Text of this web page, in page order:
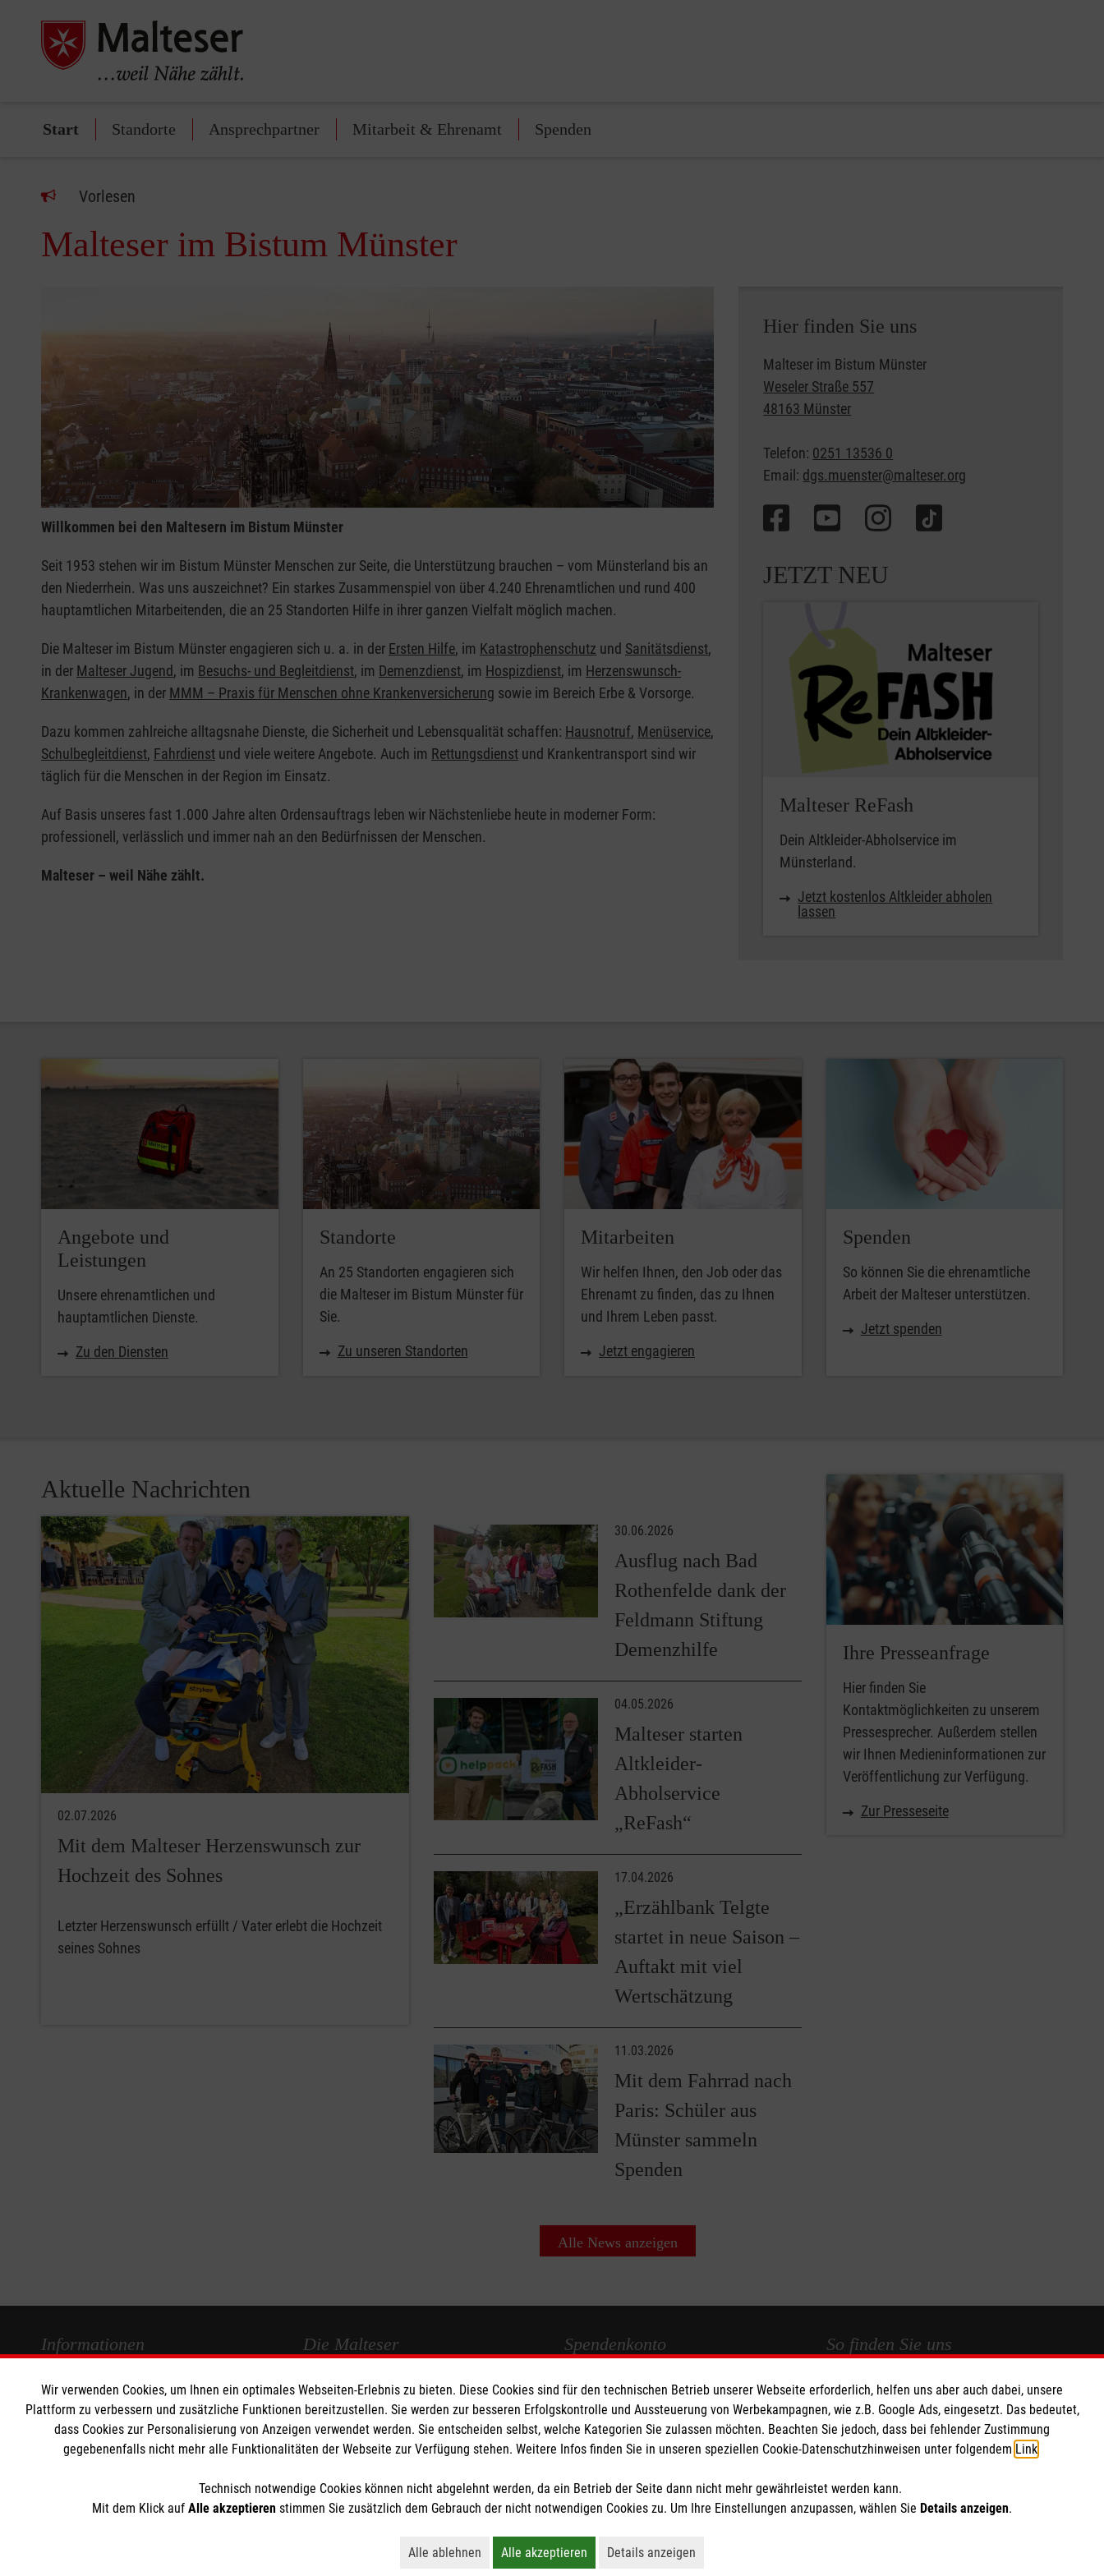
Start Standorte Ansprechpartner Mitarbeit & Ehrenamt Spenden
Vorlesen
Malteser im Bistum Münster
Willkommen bei den Maltesern im Bistum Münster
Seit 1953 stehen wir im Bistum Münster Menschen zur Seite, die Unterstützung brauchen – vom Münsterland bis an
den Niederrhein. Was uns auszeichnet? Ein starkes Zusammenspiel von über 4.240 Ehrenamtlichen und rund 400
hauptamtlichen Mitarbeitenden, die an 25 Standorten Hilfe in ihrer ganzen Vielfalt möglich machen.
Die Malteser im Bistum Münster engagieren sich u. a. in der Ersten Hilfe, im Katastrophenschutz und Sanitätsdienst,
in der Malteser Jugend, im Besuchs- und Begleitdienst, im Demenzdienst, im Hospizdienst, im Herzenswunsch-
Krankenwagen, in der MMM – Praxis für Menschen ohne Krankenversicherung sowie im Bereich Erbe & Vorsorge.
Dazu kommen zahlreiche alltagsnahe Dienste, die Sicherheit und Lebensqualität schaffen: Hausnotruf, Menüservice,
Schulbegleitdienst, Fahrdienst und viele weitere Angebote. Auch im Rettungsdienst und Krankentransport sind wir
täglich für die Menschen in der Region im Einsatz.
Auf Basis unseres fast 1.000 Jahre alten Ordensauftrags leben wir Nächstenliebe heute in moderner Form:
professionell, verlässlich und immer nah an den Bedürfnissen der Menschen.
Malteser – weil Nähe zählt.
Hier finden Sie uns
Malteser im Bistum Münster
Weseler Straße 557
48163 Münster
Telefon: 0251 13536 0
Email: dgs.muenster@malteser.org
JETZT NEU
Malteser ReFash
Dein Altkleider-Abholservice im
Münsterland.
Jetzt kostenlos Altkleider abholen
lassen
Angebote und
Leistungen
Unsere ehrenamtlichen und
hauptamtlichen Dienste.
Zu den Diensten
Standorte
An 25 Standorten engagieren sich
die Malteser im Bistum Münster für
Sie.
Zu unseren Standorten
Mitarbeiten
Wir helfen Ihnen, den Job oder das
Ehrenamt zu finden, das zu Ihnen
und Ihrem Leben passt.
Jetzt engagieren
Spenden
So können Sie die ehrenamtliche
Arbeit der Malteser unterstützen.
Jetzt spenden
Aktuelle Nachrichten
02.07.2026
Mit dem Malteser Herzenswunsch zur
Hochzeit des Sohnes
Letzter Herzenswunsch erfüllt / Vater erlebt die Hochzeit
seines Sohnes
30.06.2026
Ausflug nach Bad
Rothenfelde dank der
Feldmann Stiftung
Demenzhilfe
04.05.2026
Malteser starten
Altkleider-
Abholservice
„ReFash“
17.04.2026
„Erzählbank Telgte
startet in neue Saison –
Auftakt mit viel
Wertschätzung
11.03.2026
Mit dem Fahrrad nach
Paris: Schüler aus
Münster sammeln
Spenden
Alle News anzeigen
Ihre Presseanfrage
Hier finden Sie
Kontaktmöglichkeiten zu unserem
Pressesprecher. Außerdem stellen
wir Ihnen Medieninformationen zur
Veröffentlichung zur Verfügung.
Zur Presseseite
Informationen
Impressum
Datenschutz
Kontakt
Die Malteser
Malteser in Deutschland
Malteserorden
Sharepoint
Spendenkonto
Empfänger:Malteser Hilfsdienst e.V.
Bank:Pax-Bank für Kirche und Caritas eG
IBAN:DE89 3706 0120 1201 2140 13
So finden Sie uns
Weseler Straße 557
48163 Münster
Telefon: 0251 13536 0
Email: dgs.muenster@malteser.org
Wir verwenden Cookies, um Ihnen ein optimales Webseiten-Erlebnis zu bieten. Diese Cookies sind für den technischen Betrieb unserer Webseite erforderlich, helfen uns aber auch dabei, unsere
Plattform zu verbessern und zusätzliche Funktionen bereitzustellen. Sie werden zur besseren Erfolgskontrolle und Aussteuerung von Werbekampagnen, wie z.B. Google Ads, eingesetzt. Das bedeutet,
dass Cookies zur Personalisierung von Anzeigen verwendet werden. Sie entscheiden selbst, welche Kategorien Sie zulassen möchten. Beachten Sie jedoch, dass bei fehlender Zustimmung
gegebenenfalls nicht mehr alle Funktionalitäten der Webseite zur Verfügung stehen. Weitere Infos finden Sie in unseren speziellen Cookie-Datenschutzhinweisen unter folgendem Link
Technisch notwendige Cookies können nicht abgelehnt werden, da ein Betrieb der Seite dann nicht mehr gewährleistet werden kann.
Mit dem Klick auf Alle akzeptieren stimmen Sie zusätzlich dem Gebrauch der nicht notwendigen Cookies zu. Um Ihre Einstellungen anzupassen, wählen Sie Details anzeigen.
Alle ablehnen
Lehnt alle nicht-essentiellen Cookies ab
Alle akzeptieren
Akzeptiert alle Cookies einschließlich Marketing und Analyse
Details anzeigen